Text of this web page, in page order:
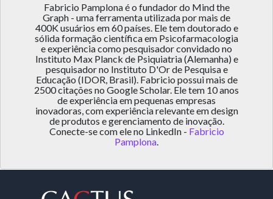
Fabricio Pamplona é o fundador do Mind the
Graph - uma ferramenta utilizada por mais de
400K usuários em 60 países. Ele tem doutorado e
sólida formação científica em Psicofarmacologia
e experiência como pesquisador convidado no
Instituto Max Planck de Psiquiatria (Alemanha) e
pesquisador no Instituto D'Or de Pesquisa e
Educação (IDOR, Brasil). Fabricio possui mais de
2500 citações no Google Scholar. Ele tem 10 anos
de experiência em pequenas empresas
inovadoras, com experiência relevante em design
de produtos e gerenciamento de inovação.
Conecte-se com ele no LinkedIn - Fabricio
Pamplona